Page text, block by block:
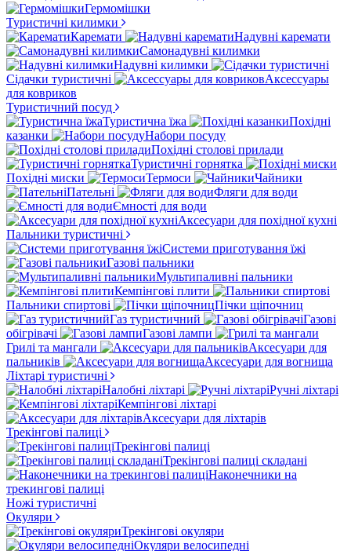
Гермомішки
Туристичні килимки
Каремати
Надувні каремати
Самонадувні килимки
Надувні килимки
Сідачки туристичні
Аксессуары
для ковриков
Туристичний посуд
Туристична їжа
Похідні
казанки
Набори посуду
Похідні столові прилади
Туристичні горнятка
Похідні миски
Термоси
Чайники
Пательні
Фляги для води
Ємності для води
Аксесуари для похідної кухні
Пальники туристичні
Системи приготування їжі
Газові пальники
Мультипаливні пальники
Кемпінгові плити
Пальники спиртові
Пічки щіпочниц
Газ туристичний
Газові
обігрівачі
Газові лампи
Грилі та мангали
Аксесуари для
пальників
Аксесуари для вогнища
Ліхтарі туристичні
Налобні ліхтарі
Ручні ліхтарі
Кемпінгові ліхтарі
Аксесуари для ліхтарів
Трекінгові палиці
Трекінгові палиці
Трекінгові палиці складані
Наконечники на
трекингові палиці
Ножі туристичні
Окуляри
Трекінгові окуляри
Окуляри велосипедні